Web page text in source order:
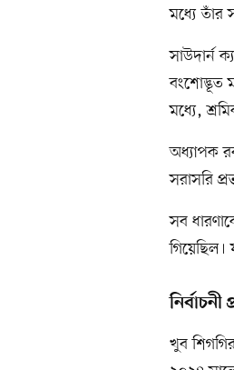
মধ্যে তাঁর
সাউদার্ন
বংশোদ্ভূত
মধ্যে,
অধ্যাপক
সরাসরি
সব
গিয়েছিল।
নির্বাচনী
খুব